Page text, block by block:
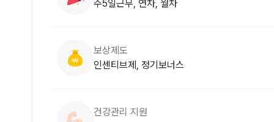
주5일근무, 연차, 월차
보상제도
인센티브제, 정기보너스
건강관리 지원